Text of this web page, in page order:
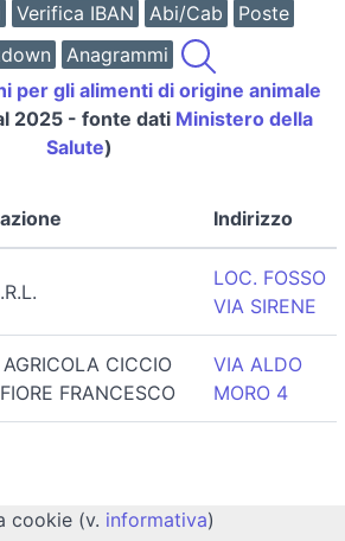
Verifica IBAN Abi/Cab
Poste
Anagrammi
per gli alimenti di origine animale
2025 - fonte dati Ministero della
Salute)
Indirizzo
LOC. FOSSO
VIA SIRENE
CICCIO
FRANCESCO
VIA ALDO
MORO 4
cookie (v. informativa)